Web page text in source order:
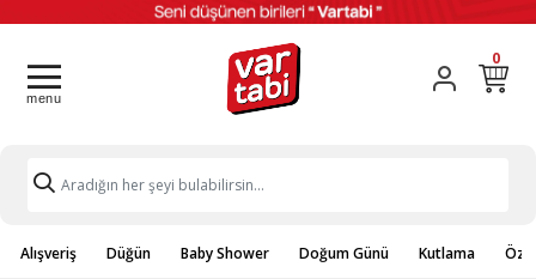
0
Alışveriş Düğün Baby Shower Doğum Günü Kutlama